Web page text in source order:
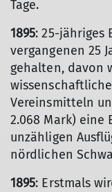
Tage.
1895: 25-jähriges
vergangenen 25
gehalten, davon
Vereinsmitteln
2.068 Mark)
unzähligen
nördlichen
1895: Erstmals